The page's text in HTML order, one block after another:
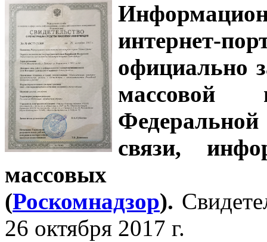
интернет-
официально
связи,
массовых
(Роскомнадзор).
26 октября 2017 г.